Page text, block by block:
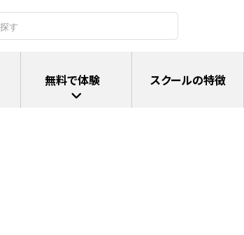
スクールの特徴
無料で体験